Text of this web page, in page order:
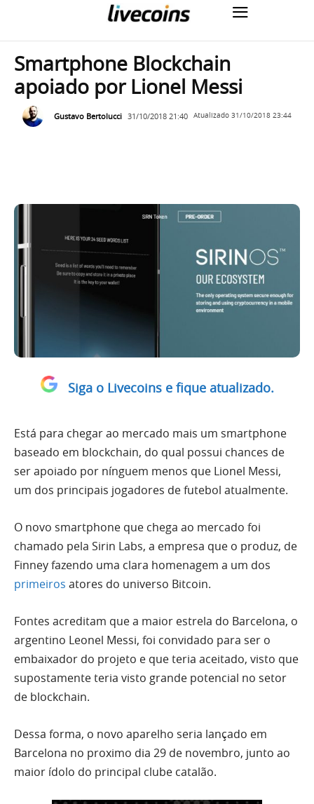
Smartphone Blockchain
apoiado por Lionel Messi
Gustavo Bertolucci 31/10/2018 21:40 Atualizado 31/10/2018 23:44
Siga o Livecoins e fique atualizado.
Está para chegar ao mercado mais um smartphone
baseado em blockchain, do qual possui chances de
ser apoiado por nínguem menos que Lionel Messi,
um dos principais jogadores de futebol atualmente.
O novo smartphone que chega ao mercado foi
chamado pela Sirin Labs, a empresa que o produz, de
Finney fazendo uma clara homenagem a um dos
primeiros atores do universo Bitcoin.
Fontes acreditam que a maior estrela do Barcelona, o
argentino Leonel Messi, foi convidado para ser o
embaixador do projeto e que teria aceitado, visto que
supostamente teria visto grande potencial no setor
de blockchain.
Dessa forma, o novo aparelho seria lançado em
Barcelona no proximo dia 29 de novembro, junto ao
maior ídolo do principal clube catalão.